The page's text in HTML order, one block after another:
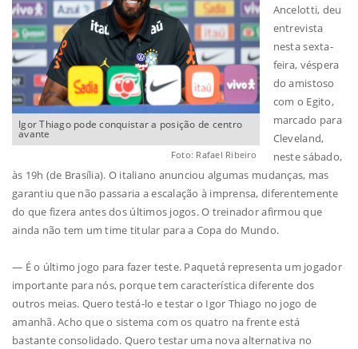
Igor Thiago pode conquistar a posição de centro
avante
Foto: Rafael Ribeiro
Ancelotti, deu
entrevista
nesta sexta-
feira, véspera
do amistoso
com o Egito,
marcado para
Cleveland,
neste sábado,
às 19h (de Brasília). O italiano anunciou algumas mudanças, mas
garantiu que não passaria a escalação à imprensa, diferentemente
do que fizera antes dos últimos jogos. O treinador afirmou que
ainda não tem um time titular para a Copa do Mundo.
— É o último jogo para fazer teste. Paquetá representa um jogador
importante para nós, porque tem característica diferente dos
outros meias. Quero testá-lo e testar o Igor Thiago no jogo de
amanhã. Acho que o sistema com os quatro na frente está
bastante consolidado. Quero testar uma nova alternativa no